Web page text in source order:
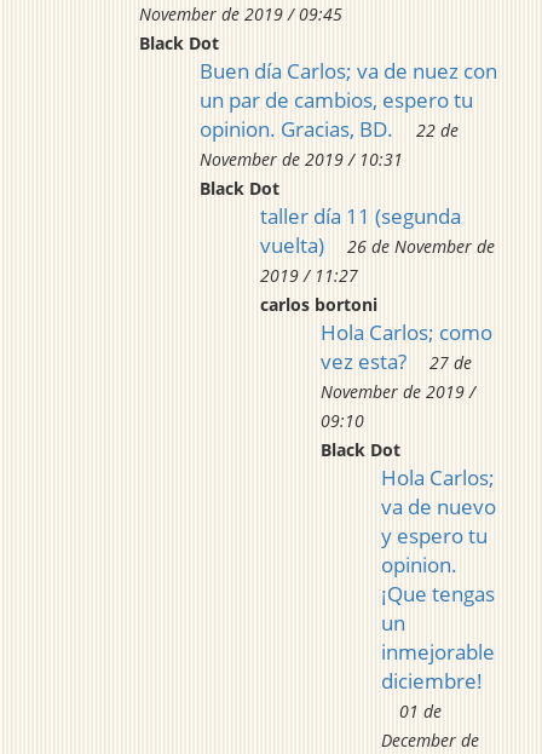
November de 2019 / 09:45
Black Dot
Buen día Carlos; va de nuez con
un par de cambios, espero tu
opinion. Gracias, BD.
22 de
November de 2019 / 10:31
Black Dot
taller día 11 (segunda
vuelta)
26 de November de
2019 / 11:27
carlos bortoni
Hola Carlos; como
vez esta?
27 de
November de 2019 /
09:10
Black Dot
Hola Carlos;
va de nuevo
y espero tu
opinion.
¡Que tengas
un
inmejorable
diciembre!
01 de
December de